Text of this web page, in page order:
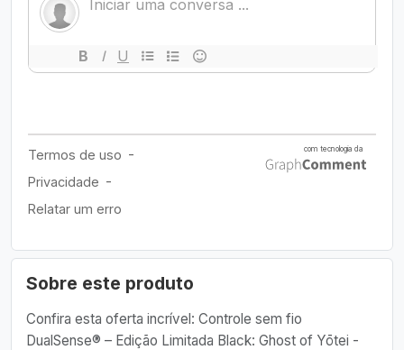
Sobre este produto
Confira esta oferta incrível: Controle sem fio
DualSense® – Edição Limitada Black: Ghost of Yōtei -